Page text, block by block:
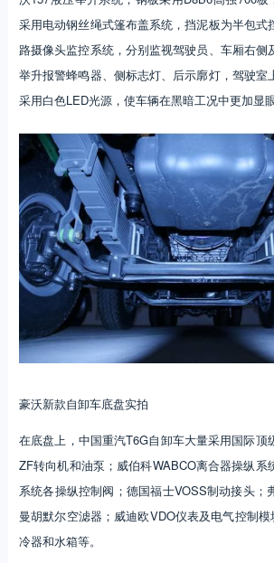
采用电动钢丝绳式篷布盖系统，挡泥板为半包式
路摄像头监控系统，分别监视驾驶员、车厢右侧
举升报警蜂鸣器、侧标志灯、后示廓灯，驾驶室
采用白色LED光源，使车辆在黑暗工况中更加显眼
豪沃新款自卸车底盘实拍
在底盘上，中国重汽T6G自卸车大量采用国际顶
ZF转向机和油泵；威伯科WABCO离合器操纵系
系统各操纵控制阀；德国福士VOSS制动接头；
曼胡默尔空滤器；威迪欧VDO仪表及电气控制
冷器和水箱等。